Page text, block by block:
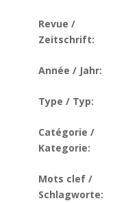
Revue /
Zeitschrift:
Année / Jahr:
Type / Typ:
Catégorie /
Kategorie:
Mots clef /
Schlagworte: